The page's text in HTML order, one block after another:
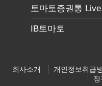
토마토증권통 Live
IB토마토
회사소개 개인정보취급